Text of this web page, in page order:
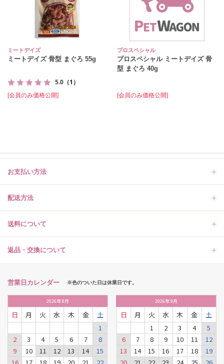
ミートデイズ
ミートデイズ 骨型 まぐろ 55g
5.0 （1）
[会員のみ価格公開]
プロスペシャル
プロスペシャル ミートデイズ 骨
型 まぐろ 40g
[会員のみ価格公開]
お支払い方法
配送方法
送料について
返品・交換について
営業日カレンダー ※色のついた日は休業日です。
2026年8月
日 月 火 水 木 金
土
1
2
3 4 5 6 7
8
9
10 11 12 13 14
15
2026年9月
日 月 火 水 木 金
土
1
2 3 4
5
6
7 8 9 10 11
12
13
14 15 16 17 18
19